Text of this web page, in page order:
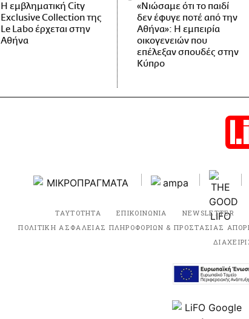
Η εμβληματική City
Exclusive Collection της
Le Labo έρχεται στην
Αθήνα
«Νιώσαμε ότι το παιδί
δεν έφυγε ποτέ από την
Αθήνα»: Η εμπειρία
οικογενειών που
επέλεξαν σπουδές στην
Κύπρο
ΤΑΥΤΟΤΗΤΑ ΕΠΙΚΟΙΝΩΝΙΑ NEWSLETTER
ΠΟΛΙΤΙΚΗ ΑΣΦΑΛΕΙΑΣ ΠΛΗΡΟΦΟΡΙΩΝ & ΠΡΟΣΤΑΣΙΑΣ